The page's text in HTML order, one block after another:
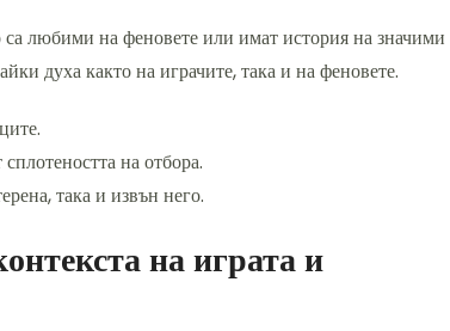
са любими на феновете или имат история на значими
духа както на играчите, така и на феновете.
на отбора.
така и извън него.
на играта и